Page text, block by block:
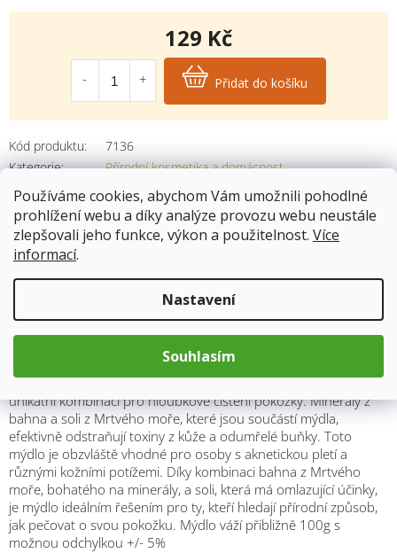
Používáme cookies, abychom Vám umožnili pohodlné
prohlížení webu a díky analýze provozu webu neustále
zlepšovali jeho funkce, výkon a použitelnost. Více
informací.
Nastavení
Souhlasím
Kód produktu:
7136
Kategorie:
Přírodní kosmetika a domácnost
Hmotnost
0.075 kg
129 Kč
Měrná
cena:
Přidat do košíku
Popis
Minerální mýdlo s bahnem a solí z Mrtvého
Přírodní olivové mýdlo s minerály z Mrtvého moře nabízí
unikátní kombinaci pro hloubkové čištění pokožky. Minerály z
bahna a soli z Mrtvého moře, které jsou součástí mýdla,
efektivně odstraňují toxiny z kůže a odumřelé buňky. Toto
mýdlo je obzvláště vhodné pro osoby s aknetickou pletí a
různými kožními potížemi. Díky kombinaci bahna z Mrtvého
moře, bohatého na minerály, a soli, která má omlazující účinky,
je mýdlo ideálním řešením pro ty, kteří hledají přírodní způsob,
jak pečovat o svou pokožku. Mýdlo váží přibližně 100g s
možnou odchylkou +/- 5%